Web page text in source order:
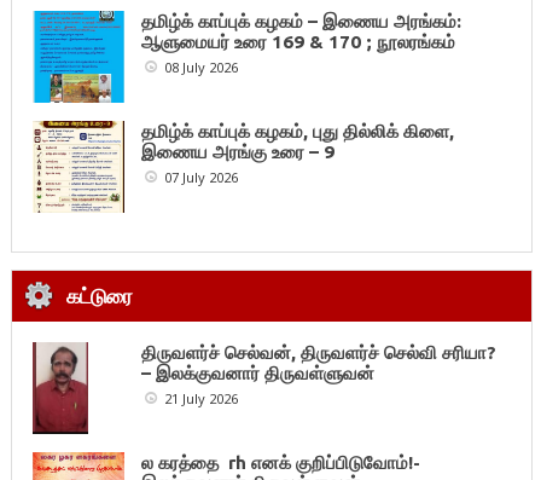
தமிழ்க் காப்புக் கழகம் – இணைய அரங்கம்:
ஆளுமையர் உரை 169 & 170 ; நூலரங்கம்
08 July 2026
தமிழ்க் காப்புக் கழகம், புது தில்லிக் கிளை,
இணைய அரங்கு உரை – 9
07 July 2026
கட்டுரை
திருவளர்ச் செல்வன், திருவளர்ச் செல்வி சரியா?
– இலக்குவனார் திருவள்ளுவன்
21 July 2026
ல கரத்தை rh எனக் குறிப்பிடுவோம்!-